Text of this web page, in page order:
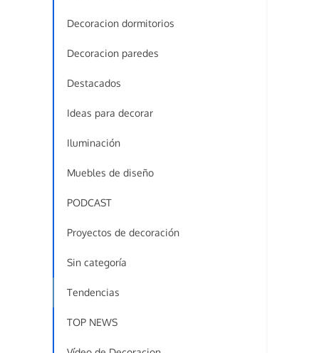
Decoracion dormitorios
Decoracion paredes
Destacados
Ideas para decorar
Iluminación
Muebles de diseño
PODCAST
Proyectos de decoración
Sin categoría
Tendencias
TOP NEWS